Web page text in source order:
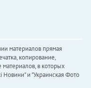
материалов прямая
копирование,
в которых
Новини" и "Украинская Фото